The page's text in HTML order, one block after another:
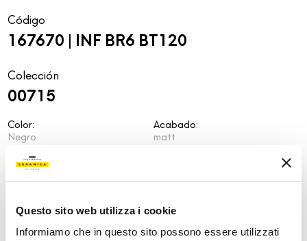
Questo sito web utilizza i cookie
Informiamo che in questo sito possono essere utilizzati
Código
167670 | INF BR6 BT120
Colección
00715
Color:
Negro
Tipo:
Pizas especiales
6.0x120.0
Acabado:
matt
V2
Unidad de medida: